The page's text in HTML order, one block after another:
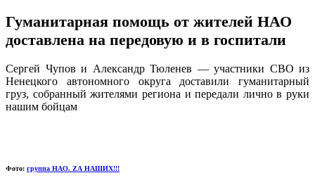
Гуманитарная помощь от жителей НАО
доставлена на передовую и в госпитали
Сергей Чупов и Александр Тюленев — участники СВО из
Ненецкого автономного округа доставили гуманитарный
груз, собранный жителями региона и передали лично в руки
нашим бойцам
Фото: группа НАО. ZА НАШИХ!!!